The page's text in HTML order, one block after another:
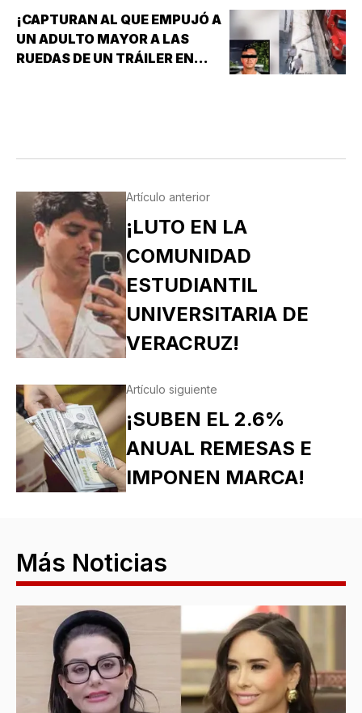
¡CAPTURAN AL QUE EMPUJÓ A
UN ADULTO MAYOR A LAS
RUEDAS DE UN TRÁILER EN
Artículo anterior
¡LUTO EN LA
COMUNIDAD
ESTUDIANTIL
UNIVERSITARIA DE
VERACRUZ!
Artículo siguiente
¡SUBEN EL 2.6%
ANUAL REMESAS E
IMPONEN MARCA!
Más Noticias